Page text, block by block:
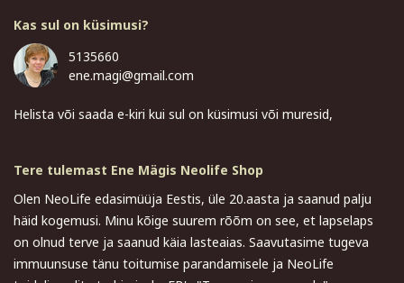
Kas sul on küsimusi?
5135660
ene.magi@gmail.com
Helista või saada e-kiri kui sul on küsimusi või muresid,
Tere tulemast Ene Mägis Neolife Shop
Olen NeoLife edasimüüja Eestis, üle 20.aasta ja saanud palju
häid kogemusi. Minu kõige suurem rõõm on see, et lapselaps
on olnud terve ja saanud käia lasteaias. Saavutasime tugeva
immuunsuse tänu toitumise parandamisele ja NeoLife